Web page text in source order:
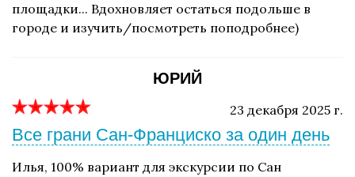
площадки... Вдохновляет остаться подольше в
городе и изучить/посмотреть поподробнее)
ЮРИЙ
23 декабря 2025 г.
Все грани Сан-Франциско за один день
Илья, 100% вариант для экскурсии по Сан